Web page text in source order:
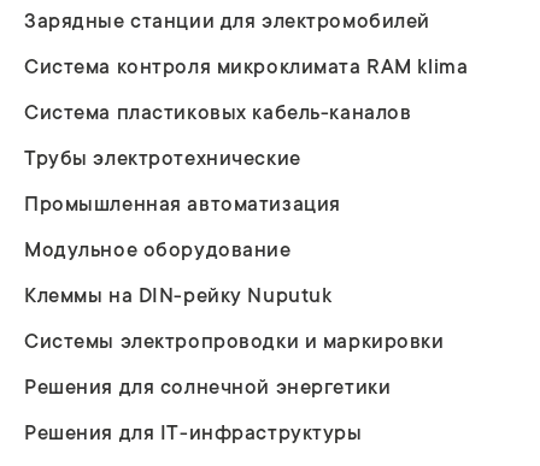
Зарядные станции для электромобилей
Система контроля микроклимата RAM klima
Система пластиковых кабель-каналов
Трубы электротехнические
Промышленная автоматизация
Модульное оборудование
Клеммы на DIN-рейку Nuputuk
Системы электропроводки и маркировки
Решения для солнечной энергетики
Решения для IT-инфраструктуры